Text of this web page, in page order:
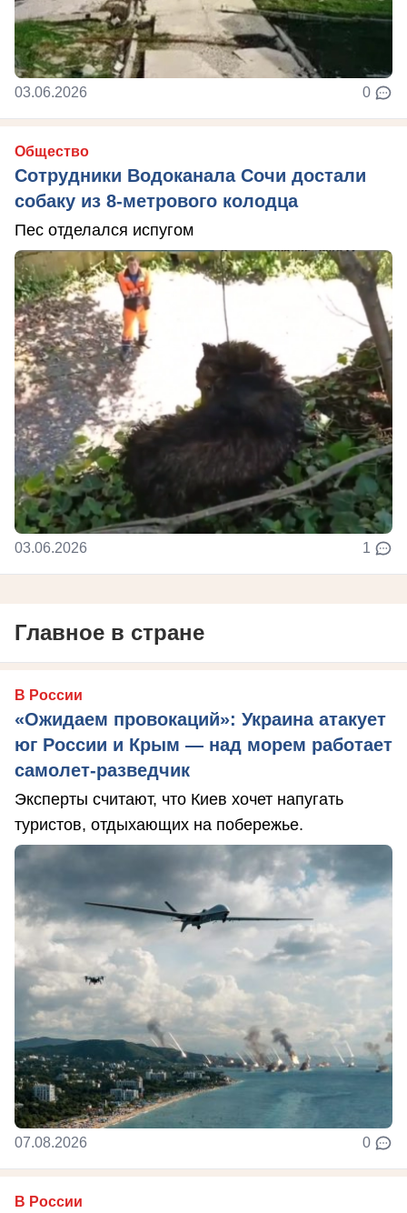
03.06.2026 0
Общество
Сотрудники Водоканала Сочи достали
собаку из 8-метрового колодца
Пес отделался испугом
03.06.2026 1
Главное в стране
В России
«Ожидаем провокаций»: Украина атакует
юг России и Крым — над морем работает
самолет-разведчик
Эксперты считают, что Киев хочет напугать
туристов, отдыхающих на побережье.
07.08.2026 0
В России